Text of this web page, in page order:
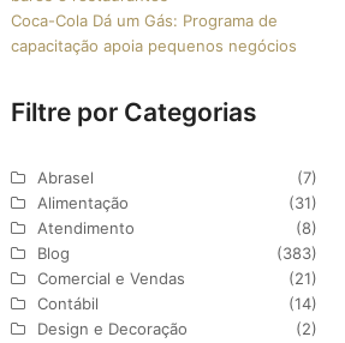
Coca-Cola Dá um Gás: Programa de
capacitação apoia pequenos negócios
Filtre por Categorias
Abrasel
(7)
Alimentação
(31)
Atendimento
(8)
Blog
(383)
Comercial e Vendas
(21)
Contábil
(14)
Design e Decoração
(2)